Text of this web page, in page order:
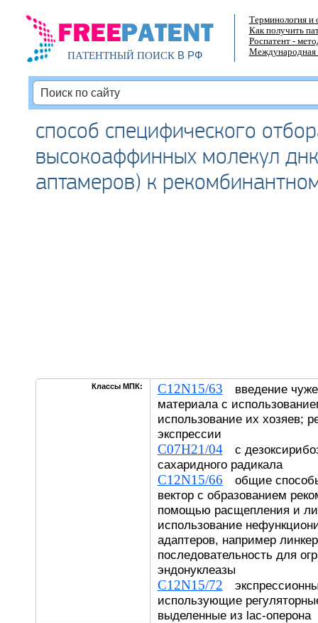
ПАТЕНТНЫЙ ПОИСКВ РФ
Терминология и
Как получить
Роспатент -
Международная
способ специфического
высокоаффинных молекул
аптамеров) к
Классы МПК: C12N15/63 введение
материала с
использование их хозяев;
экспрессии
C07H21/04с
сахаридного радикала
C12N15/66 общие
вектор с образованием
помощью расщепления и
использование
адаптеров, например
последовательность для
эндонуклеазы
C12N15/72
использующие
выделенные из lac-оперона